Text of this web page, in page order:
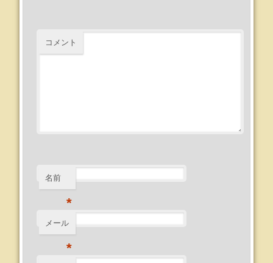
コメント
名前
*
メール
*